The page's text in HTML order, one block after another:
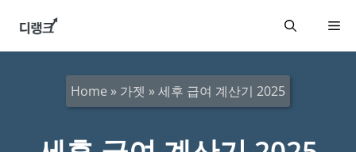
메
Home » 가젯 »세후 급여 계산기 2025